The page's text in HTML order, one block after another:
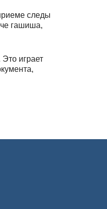
следы
гашиша,
играет
Дают